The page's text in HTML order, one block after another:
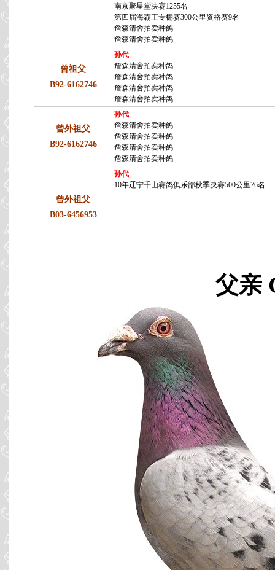
南京聚星堂决赛1255名
第四届海霸王专棚赛300公里资格赛9名
詹森清舍拍卖种鸽
詹森清舍拍卖种鸽
曾祖父
B92-6162746
孙代
詹森清舍拍卖种鸽
詹森清舍拍卖种鸽
詹森清舍拍卖种鸽
詹森清舍拍卖种鸽
曾外祖父
B92-6162746
孙代
詹森清舍拍卖种鸽
詹森清舍拍卖种鸽
詹森清舍拍卖种鸽
詹森清舍拍卖种鸽
曾外祖父
B03-6456953
孙代
10年辽宁千山赛鸽俱乐部秋季决赛500公里76名
父亲